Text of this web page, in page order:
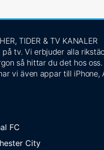
TIDER & TV KANALER
tv. Vi erbjuder alla
så hittar du det hos
vi även appar till iPhone,
FC
City